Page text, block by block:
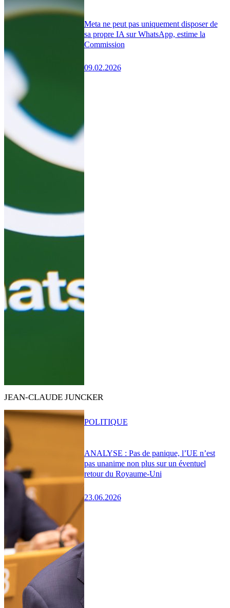
Meta ne peut pas uniquement disposer de
sa propre IA sur WhatsApp, estime la
Commission
09.02.2026
JEAN-CLAUDE JUNCKER
ANALYSE : Pas de panique, l’UE n’est
pas unanime non plus sur un éventuel
retour du Royaume-Uni
23.06.2026
POLITIQUE